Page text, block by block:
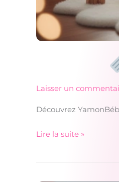
Laisser un
Découvrez
:
Lire la suite »